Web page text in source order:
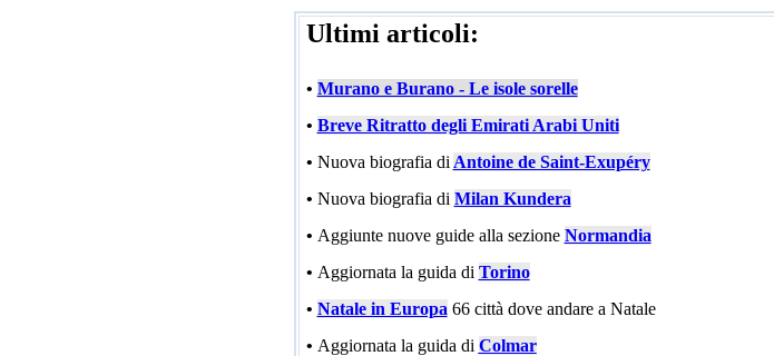
Ultimi articoli:
• Murano e Burano - Le isole sorelle
• Breve Ritratto degli Emirati Arabi Uniti
• Nuova biografia di Antoine de Saint-Exupéry
• Nuova biografia di Milan Kundera
• Aggiunte nuove guide alla sezione Normandia
• Aggiornata la guida di Torino
• Natale in Europa 66 città dove andare a Natale
• Aggiornata la guida di Colmar